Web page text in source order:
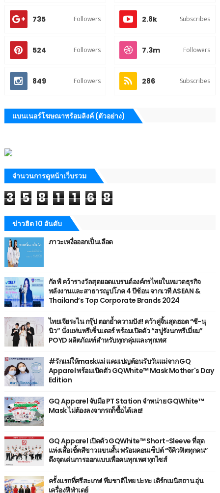
735 Followers 2.8k Subscribes
524 Followers 7.3m Followers
849 Followers 286 Subscribes
แบนเนอร์โฆษณาพร้อมลิงค์ (ตัวอย่าง)
จำนวนการดูหน้าเว็บรวม
3 5 8 1 1 6 8
ข่าวฮิต 10 อันดับ
ภาวะเหงื่อออกเป็นเลือด
กัลฟ์ คว้ารางวัลสุดยอดแบรนด์องค์กรไทยในหมวดธุรกิจ
พลังงานและสาธารณูปโภค 4 ปีซ้อน จากเวที ASEAN &
Thailand’s Top Corporate Brands 2024
ไทยเจียระไน กรุ๊ป ตอกย้ำความปัง!! คว้าคู่จิ้นสุดฮอต “ซี-นุ
นิว” นั่งแท่นพรีเซ็นเตอร์ พร้อมเปิดตัว “สบู่รังนกพรีเมี่ยม”
POYD ผลิตภัณฑ์สำหรับทุกกลุ่มและทุกเพศ
#รักแม่ให้maskแม่ แคมเปญต้อนรับวันแม่จาก GQ
Apparel พร้อมเปิดตัว GQWhite™ Mask Mother's Day
Edition
GQ Apparel จับมือ PT Station จำหน่าย GQWhite™
Mask ไม่ต้องลงจากรถก็ซื้อได้เลย!
GQ Apparel เปิดตัว GQWhite™ Short-Sleeve ที่สุด
แห่งเสื้อเชิ้ตสีขาวแขนสั้น พร้อมคอนเซ็ปต์ “จีคิวฟิตทุกคน”
ดึงจุดเด่นการออกแบบเพื่อคนทุกเพศ ทุกไซส์
ครั้งแรกที่ศรีสะเกษ! ทีมชาติไทย ปะทะ เติร์กเมนิสถาน อุ่น
เครื่องฟีฟ่าเดย์